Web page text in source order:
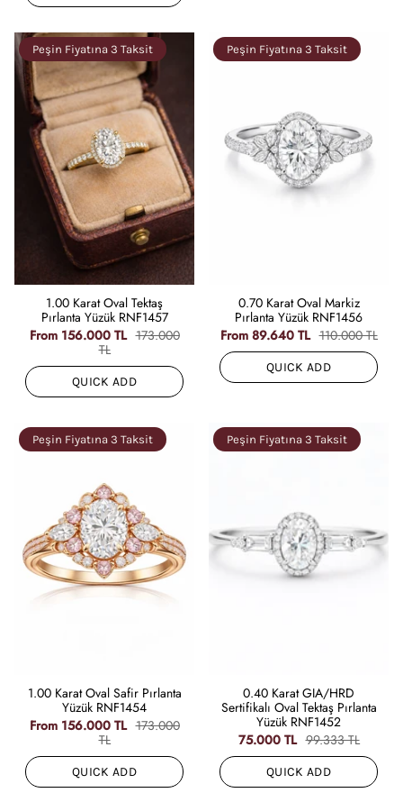
Peşin Fiyatına 3 Taksit
1.00 Karat Oval Tektaş
Pırlanta Yüzük RNF1457
From156.000 TL 173.000
TL
QUICK ADD
Peşin Fiyatına 3 Taksit
0.70 Karat Oval Markiz
Pırlanta Yüzük RNF1456
From89.640 TL 110.000 TL
QUICK ADD
Peşin Fiyatına 3 Taksit
1.00 Karat Oval Safir Pırlanta
Yüzük RNF1454
From156.000 TL 173.000
TL
QUICK ADD
Peşin Fiyatına 3 Taksit
0.40 Karat GIA/HRD
Sertifikalı Oval Tektaş Pırlanta
Yüzük RNF1452
75.000 TL 99.333 TL
QUICK ADD